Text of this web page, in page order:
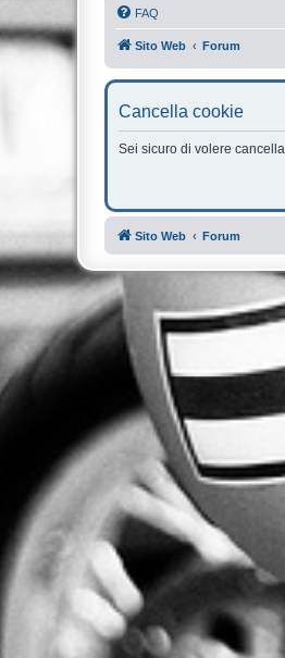
FAQ
Sito Web Forum
Cancella cookie
Sei sicuro di volere
Sito Web Forum